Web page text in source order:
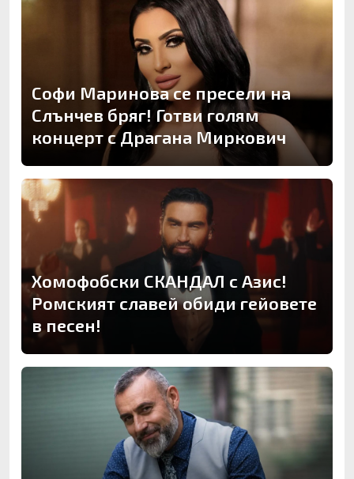
Софи Маринова се пресели на
Слънчев бряг! Готви голям
концерт с Драгана Миркович
Хомофобски СКАНДАЛ с Азис!
Ромският славей обиди гейовете
в песен!